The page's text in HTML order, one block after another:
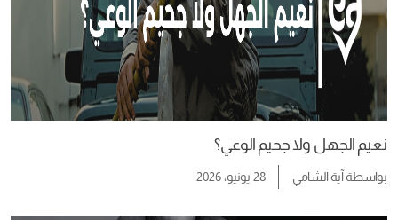
نعيم الجهل ولا جحيم الوعي؟
بواسطةآية الشامي 28 يونيو، 2026